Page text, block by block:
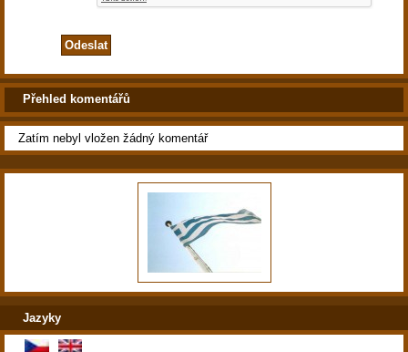
Přehled komentářů
Zatím nebyl vložen žádný komentář
Jazyky